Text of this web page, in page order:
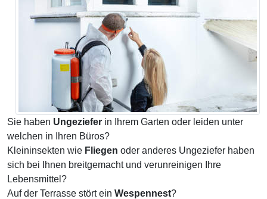
Sie haben Ungeziefer in Ihrem Garten oder leiden unter
welchen in Ihren Büros?
Kleininsekten wie Fliegen oder anderes Ungeziefer haben
sich bei Ihnen breitgemacht und verunreinigen Ihre
Lebensmittel?
Auf der Terrasse stört ein Wespennest?